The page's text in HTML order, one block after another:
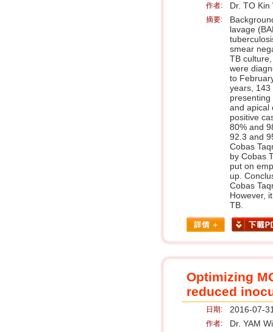
作者: Dr. TO Kin
摘要:
lavage
smear
TB
were
to
years, 143
presenting
and apical
positive
80% and
92.3 and
Cobas
by Cobas
put on
up.
Cobas
However,
TB.
Optimizing
reduced
日期: 2016-07-
作者: Dr. YAM